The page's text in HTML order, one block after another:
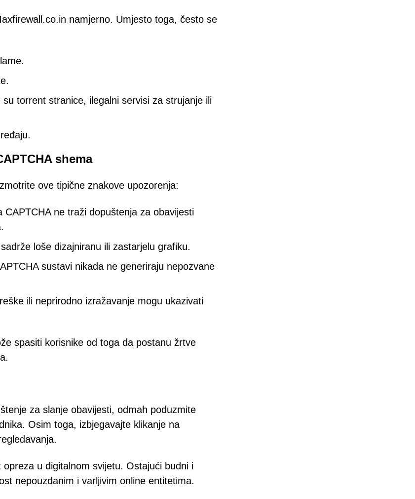
namjerno. Umjesto toga, često se
torrent stranice, ilegalni servisi za strujanje ili
shema
ove tipične znakove upozorenja:
CAPTCHA ne traži dopuštenja za obavijesti
loše dizajniranu ili zastarjelu grafiku.
sustavi nikada ne generiraju nepozvane
ili neprirodno izražavanje mogu ukazivati
spasiti korisnike od toga da postanu žrtve
za slanje obavijesti, odmah poduzmite
Osim toga, izbjegavajte klikanje na
u digitalnom svijetu. Ostajući budni i
nepouzdanim i varljivim online entitetima.